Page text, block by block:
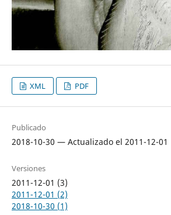
XML PDF
Publicado
2018-10-30 — Actualizado el 2011-12-01
Versiones
2011-12-01 (3)
2011-12-01 (2)
2018-10-30 (1)